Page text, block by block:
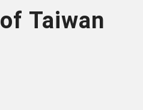
Taiwan